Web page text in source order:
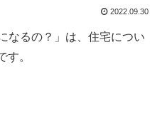
2022.09.30
なるの？」は、住宅につい
す。